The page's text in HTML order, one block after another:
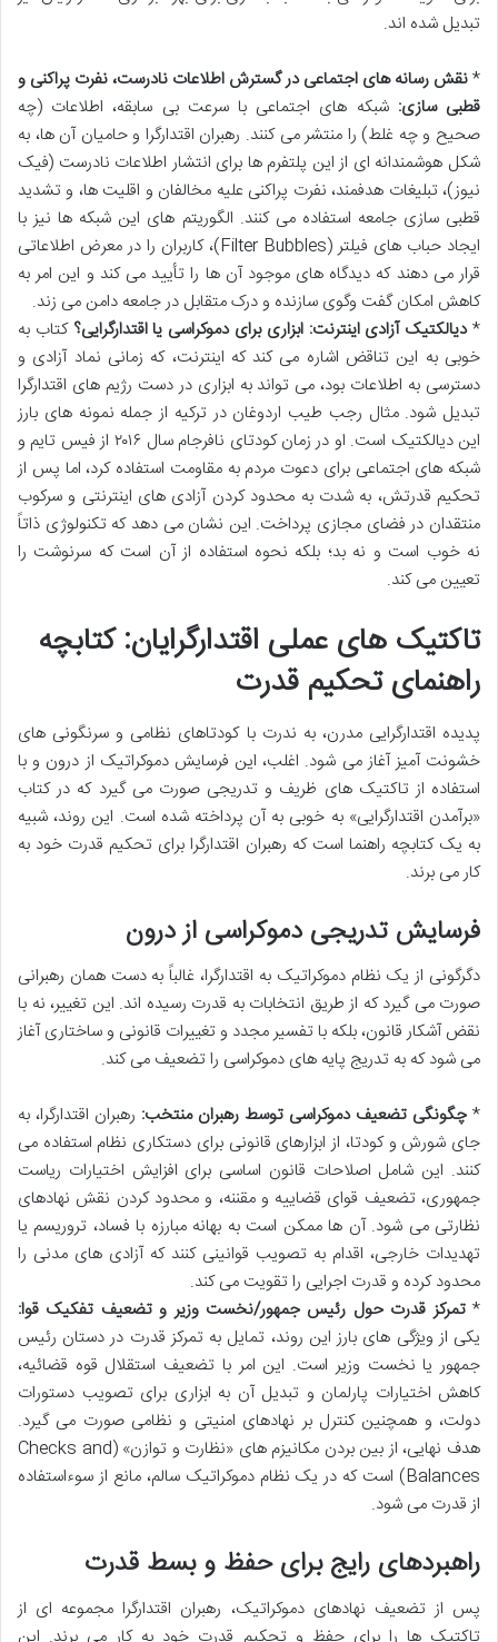
تبدیل شده اند.
*نقش رسانه های اجتماعی در گسترش اطلاعات نادرست، نفرت پراکنی و
قطبی سازی: شبکه های اجتماعی با سرعت بی سابقه، اطلاعات (چه
صحیح و چه غلط) را منتشر می کنند. رهبران اقتدارگرا و حامیان آن ها، به
شکل هوشمندانه ای از این پلتفرم ها برای انتشار اطلاعات نادرست (فیک
نیوز)، تبلیغات هدفمند، نفرت پراکنی علیه مخالفان و اقلیت ها، و تشدید
قطبی سازی جامعه استفاده می کنند. الگوریتم های این شبکه ها نیز با
ایجاد حباب های فیلتر (Filter Bubbles)، کاربران را در معرض اطلاعاتی
قرار می دهند که دیدگاه های موجود آن ها را تأیید می کند و این امر به
کاهش امکان گفت وگوی سازنده و درک متقابل در جامعه دامن می زند.
*دیالکتیک آزادی اینترنت: ابزاری برای دموکراسی یا اقتدارگرایی؟ کتاب به
خوبی به این تناقض اشاره می کند که اینترنت، که زمانی نماد آزادی و
دسترسی به اطلاعات بود، می تواند به ابزاری در دست رژیم های اقتدارگرا
تبدیل شود. مثال رجب طیب اردوغان در ترکیه از جمله نمونه های بارز
این دیالکتیک است. او در زمان کودتای نافرجام سال ۲۰۱۶ از فیس تایم و
شبکه های اجتماعی برای دعوت مردم به مقاومت استفاده کرد، اما پس از
تحکیم قدرتش، به شدت به محدود کردن آزادی های اینترنتی و سرکوب
منتقدان در فضای مجازی پرداخت. این نشان می دهد که تکنولوژی ذاتاً
نه خوب است و نه بد؛ بلکه نحوه استفاده از آن است که سرنوشت را
تعیین می کند.
تاکتیک های عملی اقتدارگرایان: کتابچه
راهنمای تحکیم قدرت
پدیده اقتدارگرایی مدرن، به ندرت با کودتاهای نظامی و سرنگونی های
خشونت آمیز آغاز می شود. اغلب، این فرسایش دموکراتیک از درون و با
استفاده از تاکتیک های ظریف و تدریجی صورت می گیرد که در کتاب
«برآمدن اقتدارگرایی» به خوبی به آن پرداخته شده است. این روند، شبیه
به یک کتابچه راهنما است که رهبران اقتدارگرا برای تحکیم قدرت خود به
کار می برند.
فرسایش تدریجی دموکراسی از درون
دگرگونی از یک نظام دموکراتیک به اقتدارگرا، غالباً به دست همان رهبرانی
صورت می گیرد که از طریق انتخابات به قدرت رسیده اند. این تغییر، نه با
نقض آشکار قانون، بلکه با تفسیر مجدد و تغییرات قانونی و ساختاری آغاز
می شود که به تدریج پایه های دموکراسی را تضعیف می کند.
*چگونگی تضعیف دموکراسی توسط رهبران منتخب: رهبران اقتدارگرا، به
جای شورش و کودتا، از ابزارهای قانونی برای دستکاری نظام استفاده می
کنند. این شامل اصلاحات قانون اساسی برای افزایش اختیارات ریاست
جمهوری، تضعیف قوای قضاییه و مقننه، و محدود کردن نقش نهادهای
نظارتی می شود. آن ها ممکن است به بهانه مبارزه با فساد، تروریسم یا
تهدیدات خارجی، اقدام به تصویب قوانینی کنند که آزادی های مدنی را
محدود کرده و قدرت اجرایی را تقویت می کند.
*تمرکز قدرت حول رئیس جمهور/نخست وزیر و تضعیف تفکیک قوا:
یکی از ویژگی های بارز این روند، تمایل به تمرکز قدرت در دستان رئیس
جمهور یا نخست وزیر است. این امر با تضعیف استقلال قوه قضائیه،
کاهش اختیارات پارلمان و تبدیل آن به ابزاری برای تصویب دستورات
دولت، و همچنین کنترل بر نهادهای امنیتی و نظامی صورت می گیرد.
هدف نهایی، از بین بردن مکانیزم های «نظارت و توازن» (Checks and
Balances) است که در یک نظام دموکراتیک سالم، مانع از سوءاستفاده
از قدرت می شود.
راهبردهای رایج برای حفظ و بسط قدرت
پس از تضعیف نهادهای دموکراتیک، رهبران اقتدارگرا مجموعه ای از
تاکتیک ها را برای حفظ و تحکیم قدرت خود به کار می برند. این